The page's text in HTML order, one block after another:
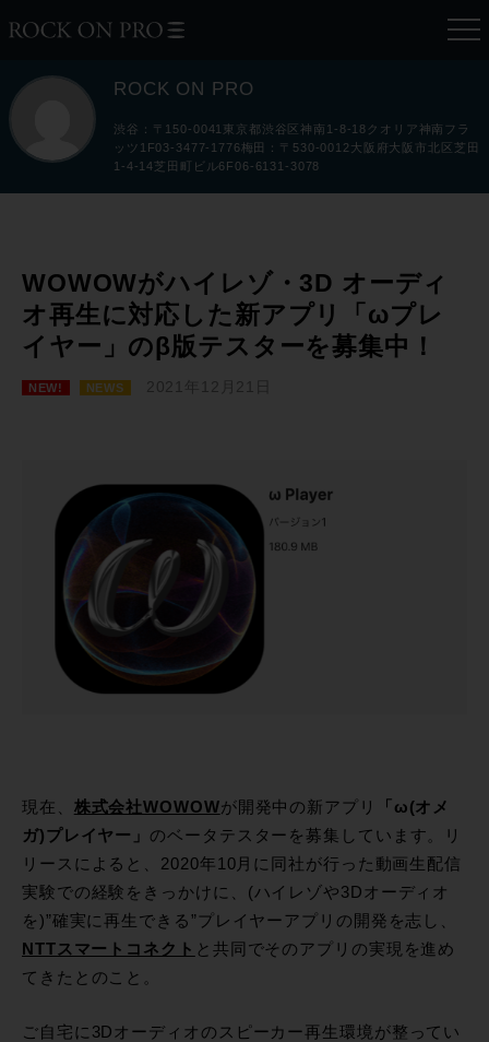
ROCK ON PRO
渋谷：〒150-0041東京都渋谷区神南1-8-18クオリア神南フラ
ッツ1F03-3477-1776梅田：〒530-0012大阪府大阪市北区芝田
1-4-14芝田町ビル6F06-6131-3078
WOWOWがハイレゾ・3D オーディ
オ再生に対応した新アプリ「ωプレ
イヤー」のβ版テスターを募集中！
NEW! NEWS 2021年12月21日
現在、 株式会社WOWOWが開発中の新アプリ
「ω(オメ
ガ)プレイヤー」 のベータテスターを募集しています。リ
リースによると、2020年10月に同社が行った動画生配信
実験での経験をきっかけに、(ハイレゾや3Dオーディオ
を)”確実に再生できる”プレイヤーアプリの開発を志し、
NTTスマートコネクト と共同でそのアプリの実現を進め
てきたとのこと。
ご自宅に3Dオーディオのスピーカー再生環境が整ってい